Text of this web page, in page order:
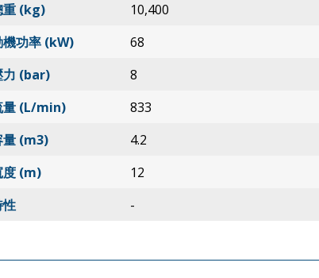
重 (kg)
10,400
機功率 (kW)
68
力 (bar)
8
量 (L/min)
833
量 (m3)
4.2
度 (m)
12
性
-